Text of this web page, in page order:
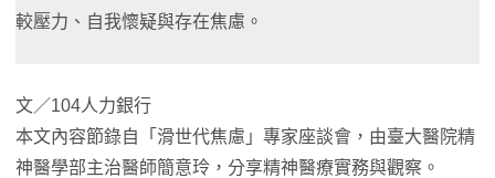
較壓力、自我懷疑與存在焦慮。
文／104人力銀行
本文內容節錄自「滑世代焦慮」專家座談會，由臺大醫院精
神醫學部主治醫師簡意玲，分享精神醫療實務與觀察。